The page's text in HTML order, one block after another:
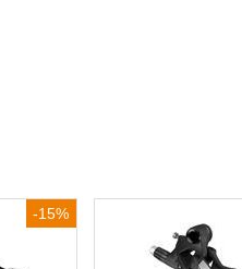
-15%